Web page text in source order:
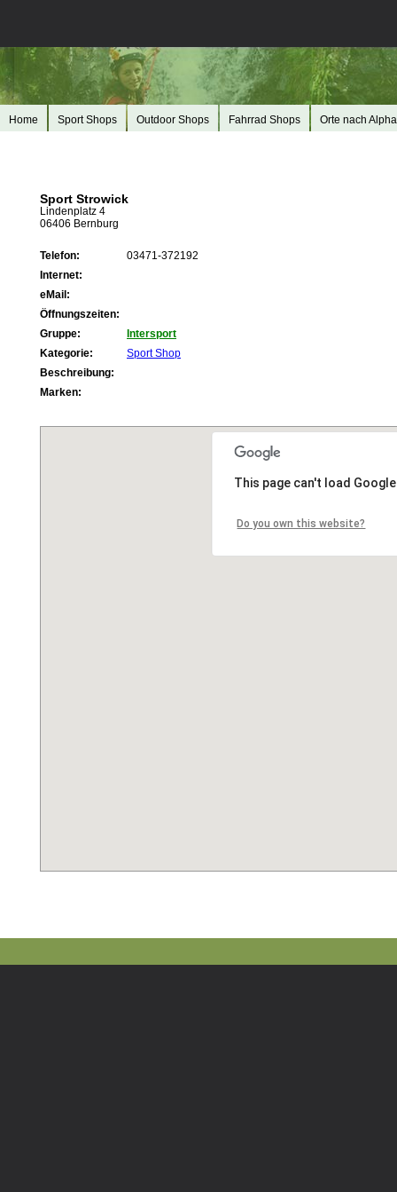
Home Sport Shops Outdoor Shops Fahrrad Shops Orte nach
Sport Strowick
Lindenplatz 4
06406 Bernburg
Telefon:
03471-372192
Internet:
eMail:
Öffnungszeiten:
Gruppe:
Intersport
Kategorie:
Sport Shop
Beschreibung:
Marken:
This page can't load
Do you own this website?